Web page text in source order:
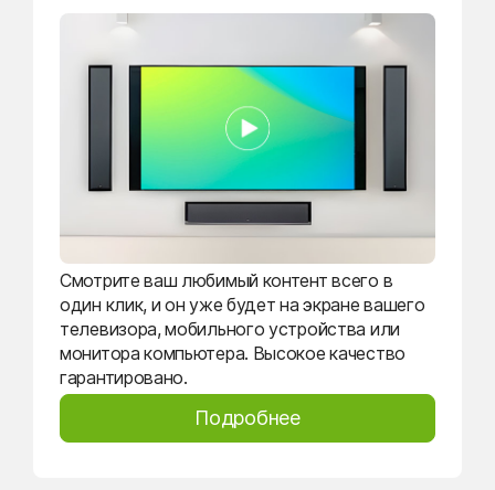
Смотрите ваш любимый контент всего в
один клик, и он уже будет на экране вашего
телевизора, мобильного устройства или
монитора компьютера. Высокое качество
гарантировано.
Подробнее